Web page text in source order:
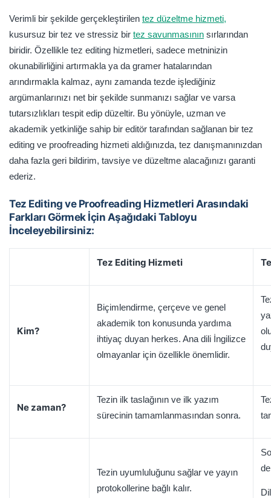
Verimli bir şekilde gerçekleştirilen tez düzeltme hizmeti,
kusursuz bir tez ve stressiz bir tez savunmasının sırlarından
biridir. Özellikle tez editing hizmetleri, sadece metninizin
okunabilirliğini artırmakla ya da gramer hatalarından
arındırmakla kalmaz, aynı zamanda tezde işlediğiniz
argümanlarınızı net bir şekilde sunmanızı sağlar ve varsa
tutarsızlıkları tespit edip düzeltir. Bu yönüyle, uzman ve
akademik yetkinliğe sahip bir editör tarafından sağlanan bir tez
editing ve proofreading hizmeti aldığınızda, tez danışmanınızdan
daha fazla geri bildirim, tavsiye ve düzeltme alacağınızı garanti
ederiz.
Tez Editing ve Proofreading Hizmetleri Arasındaki
Farkları Görmek İçin Aşağıdaki Tabloyu
İnceleyebilirsiniz:
Tez Editing Hizmeti
Kim?
Biçimlendirme, çerçeve ve genel
akademik ton konusunda yardıma
ihtiyaç duyan herkes. Ana dili İngilizce
olmayanlar için özellikle önemlidir.
Ne zaman?
Tezin ilk taslağının ve ilk yazım
sürecinin tamamlanmasından sonra.
Tezin uyumluluğunu sağlar ve yayın
protokollerine bağlı kalır.